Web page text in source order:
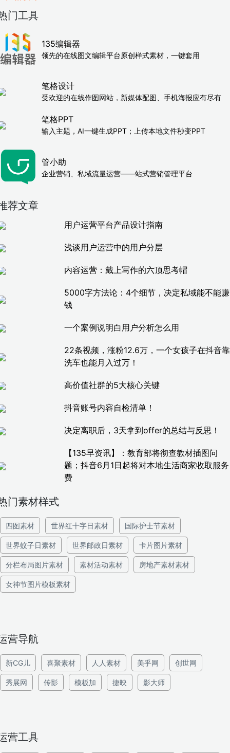
门工具
135编辑器
领先的在线图文编辑平台原创样式素材，一键套用
笔格设计
受欢迎的在线作图网站，新媒体配图、手机海报应有尽有
笔格PPT
输入主题，AI一键生成PPT；上传本地文件秒变PPT
管小助
企业营销、私域流量运营——站式营销管理平台
荐文章
用户运营平台产品设计指南
浅谈用户运营中的用户分层
内容运营：戴上写作的六顶思考帽
5000字方法论：4个细节，决定私域能不能赚
钱
一个案例说明白用户分析怎么用
22条视频，涨粉12.6万，一个女孩子在抖音靠
洗车也能月入过万！
高价值社群的5大核心关键
抖音账号内容自检清单！
决定离职后，3天拿到offer的总结与反思！
【135早资讯】：教育部将彻查教材插图问
题；抖音6月1日起将对本地生活商家收取服务
费
门素材样式
四图素材 世界红十字日素材 国际护士节素材
世界蚊子日素材 世界邮政日素材 卡片图片素材
分栏布局图片素材 素材活动素材 房地产素材素材
女神节图片模板素材
营导航
新CG儿 喜聚素材 人人素材 美乎网 创世网
秀展网 传影 模板加 捷映 影大师
营工具